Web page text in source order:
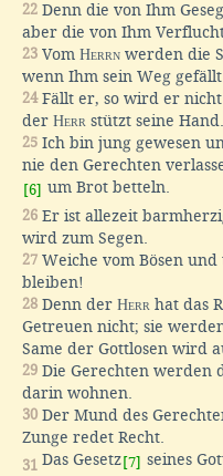
22 Denn die von Ihm
aber die von Ihm
23 Vom Herrn werden die
wenn Ihm sein Weg gefällt.
24Fällt er, so wird er
der Herr stützt seine Hand.
25 Ich bin jung gewesen
nie den Gerechten
[6] um Brot betteln.
26 Er ist allezeit
wird zum Segen.
27 Weiche vom Bösen
bleiben!
28 Denn der Herr hat das
Getreuen nicht; sie
Same der Gottlosen wird
29 Die Gerechten werden
darin wohnen.
30 Der Mund des
Zunge redet Recht.
31 Das Gesetz [7] seines